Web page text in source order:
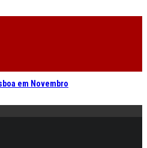
em Novembro